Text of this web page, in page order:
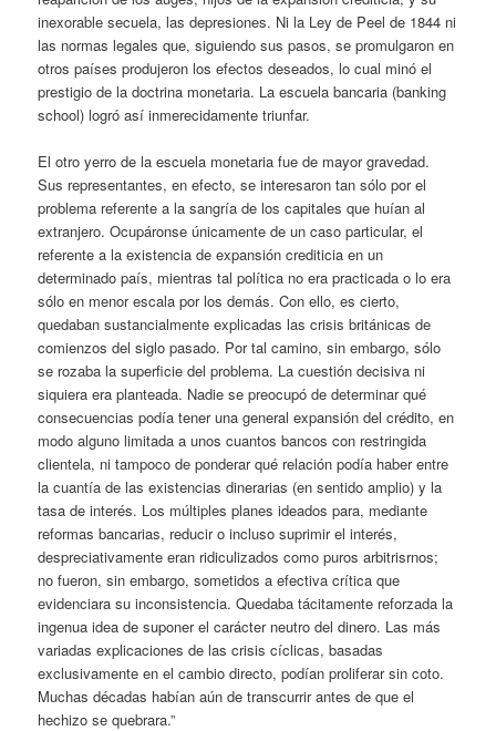
inexorable secuela, las depresiones. Ni la Ley de Peel de 1844 ni
las normas legales que, siguiendo sus pasos, se promulgaron en
otros países produjeron los efectos deseados, lo cual minó el
prestigio de la doctrina monetaria. La escuela bancaria (banking
school) logró así inmerecidamente triunfar.
El otro yerro de la escuela monetaria fue de mayor gravedad.
Sus representantes, en efecto, se interesaron tan sólo por el
problema referente a la sangría de los capitales que huían al
extranjero. Ocupáronse únicamente de un caso particular, el
referente a la existencia de expansión crediticia en un
determinado país, mientras tal política no era practicada o lo era
sólo en menor escala por los demás. Con ello, es cierto,
quedaban sustancialmente explicadas las crisis británicas de
comienzos del siglo pasado. Por tal camino, sin embargo, sólo
se rozaba la superficie del problema. La cuestión decisiva ni
siquiera era planteada. Nadie se preocupó de determinar qué
consecuencias podía tener una general expansión del crédito, en
modo alguno limitada a unos cuantos bancos con restringida
clientela, ni tampoco de ponderar qué relación podía haber entre
la cuantía de las existencias dinerarias (en sentido amplio) y la
tasa de interés. Los múltiples planes ideados para, mediante
reformas bancarias, reducir o incluso suprimir el interés,
despreciativamente eran ridiculizados como puros arbitrisrnos;
no fueron, sin embargo, sometidos a efectiva crítica que
evidenciara su inconsistencia. Quedaba tácitamente reforzada la
ingenua idea de suponer el carácter neutro del dinero. Las más
variadas explicaciones de las crisis cíclicas, basadas
exclusivamente en el cambio directo, podían proliferar sin coto.
Muchas décadas habían aún de transcurrir antes de que el
hechizo se quebrara.”